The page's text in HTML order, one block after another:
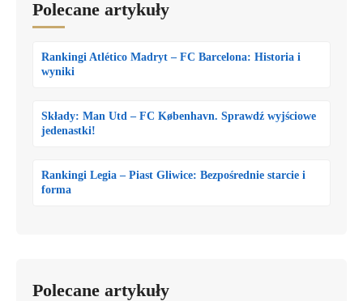
Polecane artykuły
Rankingi Atlético Madryt – FC Barcelona: Historia i
wyniki
Składy: Man Utd – FC København. Sprawdź wyjściowe
jedenastki!
Rankingi Legia – Piast Gliwice: Bezpośrednie starcie i
forma
Polecane artykuły